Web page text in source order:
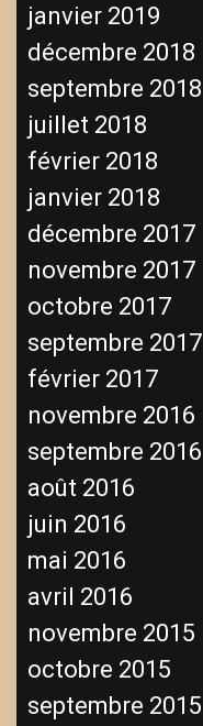
janvier 2019
décembre 2018
septembre 2018
juillet 2018
février 2018
janvier 2018
décembre 2017
novembre 2017
octobre 2017
septembre 2017
février 2017
novembre 2016
septembre 2016
août 2016
juin 2016
mai 2016
avril 2016
novembre 2015
octobre 2015
septembre 2015